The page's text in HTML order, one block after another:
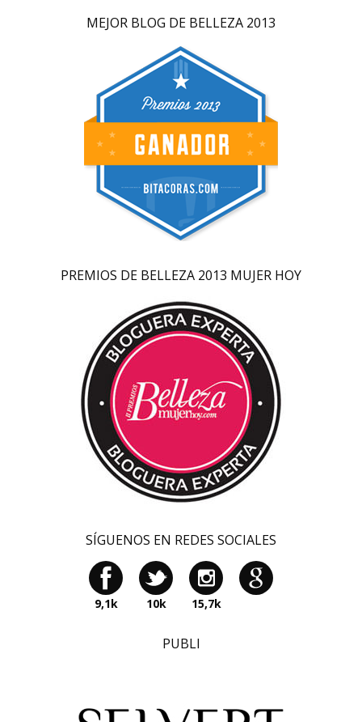
MEJOR BLOG DE BELLEZA 2013
PREMIOS DE BELLEZA 2013 MUJER HOY
SÍGUENOS EN REDES SOCIALES
9,1k 10k 15,7k
PUBLI